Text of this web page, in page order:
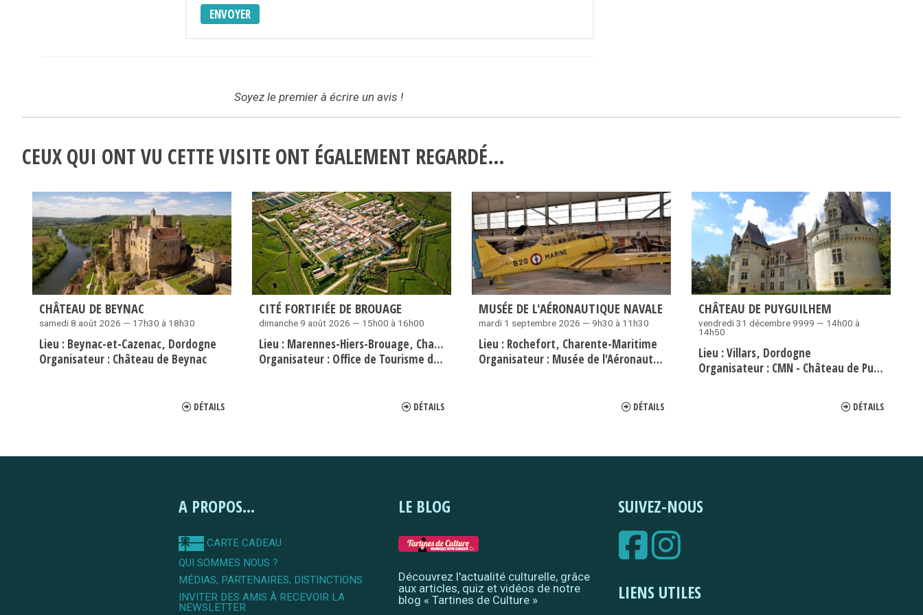
ENVOYER
Soyez le premier à écrire un avis !
CEUX QUI ONT VU CETTE VISITE ONT ÉGALEMENT REGARDÉ…
CHÂTEAU DE BEYNAC
samedi 8 août 2026 — 17h30 à 18h30
Lieu : Beynac-et-Cazenac Dordogne
Organisateur : Château de Beynac
DÉTAILS
CITÉ FORTIFIÉE DE BROUAGE
dimanche 9 août 2026 — 15h00 à 16h00
Lieu : Marennes-Hiers-Brouage Charente-Maritime
Organisateur : Office de Tourisme de Brouage
DÉTAILS
MUSÉE DE L'AÉRONAUTIQUE NAVALE
mardi 1 septembre 2026 — 9h30 à 11h30
Lieu : Rochefort Charente-Maritime
Organisateur : Musée de l'Aéronautique Navale
DÉTAILS
CHÂTEAU DE PUYGUILHEM
vendredi 31 décembre 9999 — 14h00 à
14h50
Lieu :Villars Dordogne
Organisateur : CMN - Château de Puyguilhem
DÉTAILS
A PROPOS...
CARTE CADEAU
QUI SOMMES NOUS ?
MÉDIAS, PARTENAIRES, DISTINCTIONS
INVITER DES AMIS À RECEVOIR LA
NEWSLETTER
LE BLOG
Découvrez l'actualité culturelle, grâce
aux articles, quiz et vidéos de notre
blog « Tartines de Culture »
SUIVEZ-NOUS
LIENS UTILES